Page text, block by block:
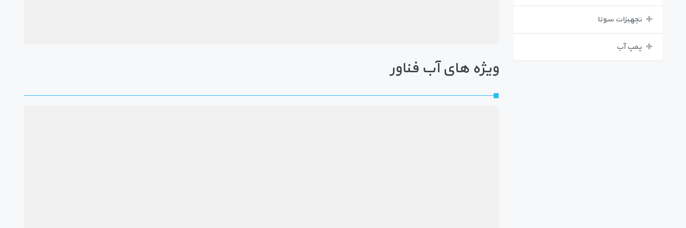
تجهیزات سونا
پمپ آب
ویژه های آب فناور